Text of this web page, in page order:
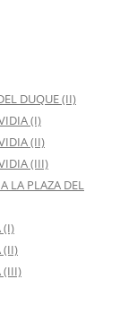
DUQUE (II)
(I)
(II)
(III)
LA PLAZA DEL
(I)
(II)
(III)